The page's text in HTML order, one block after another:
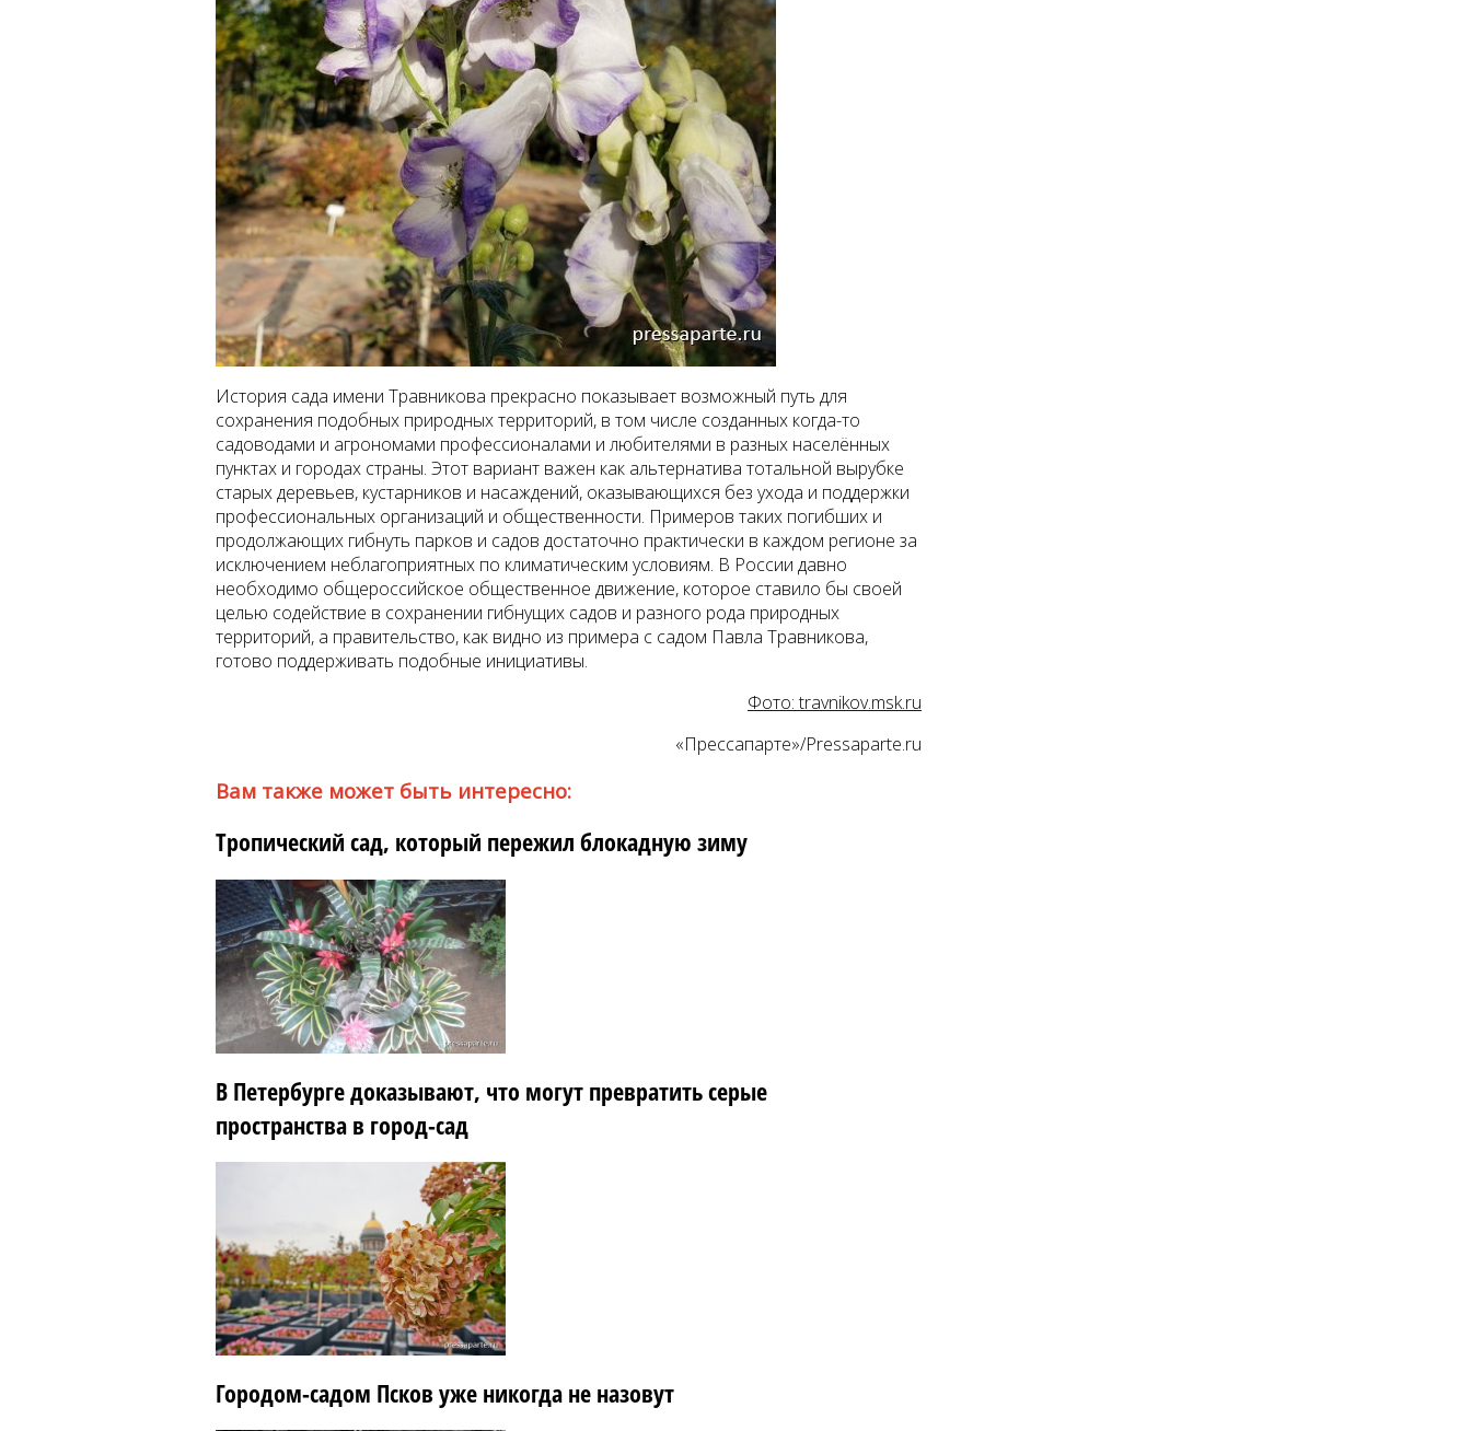
История сада имени Травникова прекрасно показывает возможный путь для
сохранения подобных природных территорий, в том числе созданных когда-то
садоводами и агрономами профессионалами и любителями в разных населённых
пунктах и городах страны. Этот вариант важен как альтернатива тотальной вырубке
старых деревьев, кустарников и насаждений, оказывающихся без ухода и поддержки
профессиональных организаций и общественности. Примеров таких погибших и
продолжающих гибнуть парков и садов достаточно практически в каждом регионе за
исключением неблагоприятных по климатическим условиям. В России давно
необходимо общероссийское общественное движение, которое ставило бы своей
целью содействие в сохранении гибнущих садов и разного рода природных
территорий, а правительство, как видно из примера с садом Павла Травникова,
готово поддерживать подобные инициативы.
Фото: travnikov.msk.ru
«Прессапарте»/Pressaparte.ru
Вам также может быть интересно:
Тропический сад, который пережил блокадную зиму
В Петербурге доказывают, что могут превратить серые
пространства в город-сад
Городом-садом Псков уже никогда не назовут